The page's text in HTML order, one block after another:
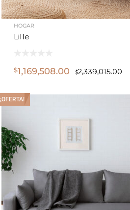
HOGAR
Lille
$2,339,015.00
$1,169,508.00
¡OFERTA!